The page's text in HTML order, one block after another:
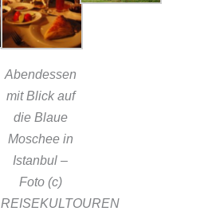
Abendessen
mit Blick auf
die Blaue
Moschee in
Istanbul –
Foto (c)
REISEKULTOUREN